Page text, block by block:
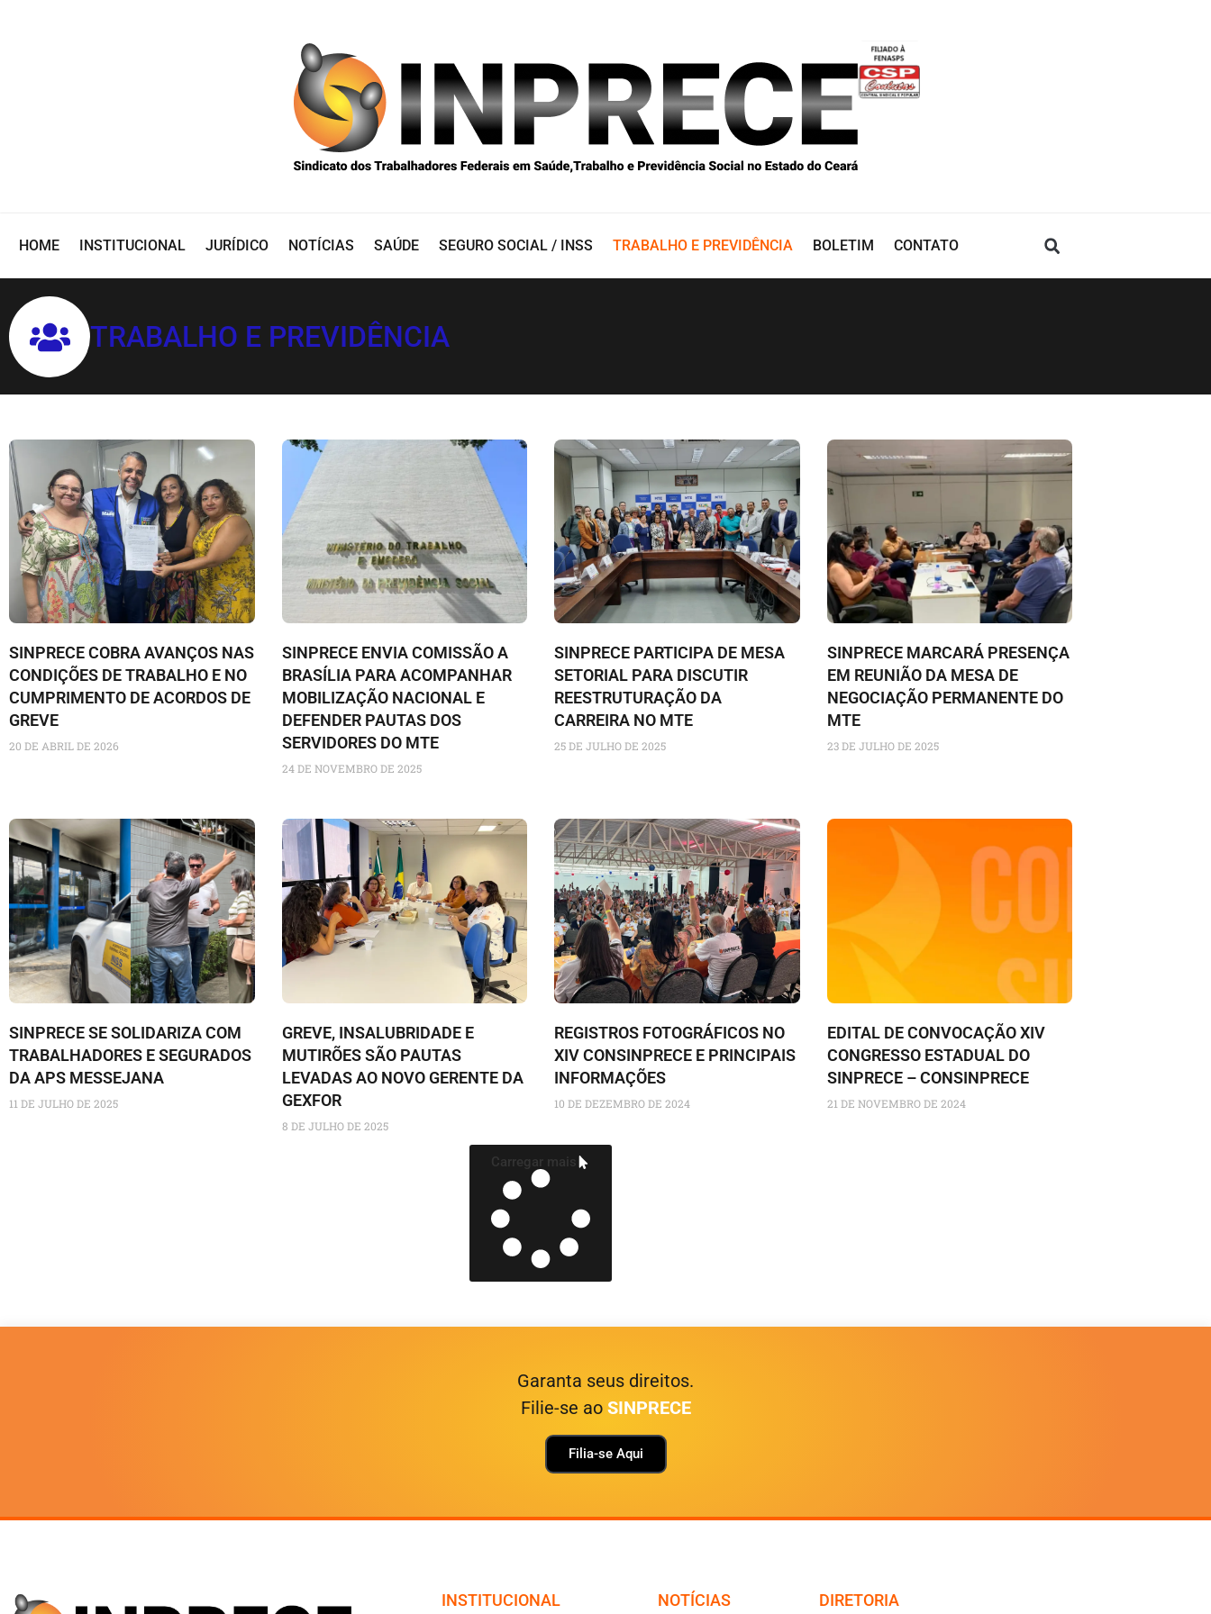
HOME INSTITUCIONAL JURÍDICO NOTÍCIAS SAÚDE SEGURO SOCIAL / INSS TRABALHO E PREVIDÊNCIA BOLETIM CONTATO
TRABALHO E PREVIDÊNCIA
SINPRECE COBRA AVANÇOS NAS
CONDIÇÕES DE TRABALHO E NO
CUMPRIMENTO DE ACORDOS DE
GREVE
20 DE ABRIL DE 2026
SINPRECE ENVIA COMISSÃO A
BRASÍLIA PARA ACOMPANHAR
MOBILIZAÇÃO NACIONAL E
DEFENDER PAUTAS DOS
SERVIDORES DO MTE
24 DE NOVEMBRO DE 2025
SINPRECE PARTICIPA DE MESA
SETORIAL PARA DISCUTIR
REESTRUTURAÇÃO DA
CARREIRA NO MTE
25 DE JULHO DE 2025
SINPRECE MARCARÁ PRESENÇA
EM REUNIÃO DA MESA DE
NEGOCIAÇÃO PERMANENTE DO
MTE
23 DE JULHO DE 2025
SINPRECE SE SOLIDARIZA COM
TRABALHADORES E SEGURADOS
DA APS MESSEJANA
11 DE JULHO DE 2025
GREVE, INSALUBRIDADE E
MUTIRÕES SÃO PAUTAS
LEVADAS AO NOVO GERENTE DA
GEXFOR
8 DE JULHO DE 2025
REGISTROS FOTOGRÁFICOS NO
XIV CONSINPRECE E PRINCIPAIS
INFORMAÇÕES
10 DE DEZEMBRO DE 2024
EDITAL DE CONVOCAÇÃO XIV
CONGRESSO ESTADUAL DO
SINPRECE – CONSINPRECE
21 DE NOVEMBRO DE 2024
Carregar mais
Garanta seus direitos.
Filie-se ao SINPRECE
Filia-se Aqui
INSTITUCIONAL NOTÍCIAS DIRETORIA